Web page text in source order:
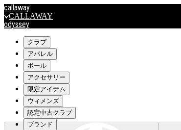
callaway
CALLAWAY
odyssey
travismathew
outlet
OUTLET
キャロウェイアパレルはこちら>>>
クラブ
アパレル
ボール
アクセサリー
限定アイテム
ウィメンズ
認定中古クラブ
ブランド